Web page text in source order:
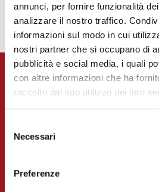
annunci, per fornire funzionalità
analizzare il nostro traffico.
informazioni sul modo in cui
nostri partner che si occupano di
pubblicità e social media, i quali
con altre informazioni che ha
raccolto dal suo utilizzo dei loro
delNecessari
Preferenze
vera felicità.